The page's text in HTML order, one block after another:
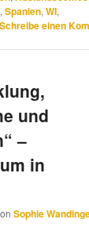
,Spanien,WI,
Schreibe einen
und
–
in
Sophie